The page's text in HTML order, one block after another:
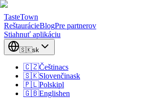
TasteTown
ReštaurácieBlogPre partnerov
Stiahnuť aplikáciu
🇸🇰sk
🇨🇿Češtinacs
🇸🇰Slovenčinask
🇵🇱Polskipl
🇬🇧Englishen